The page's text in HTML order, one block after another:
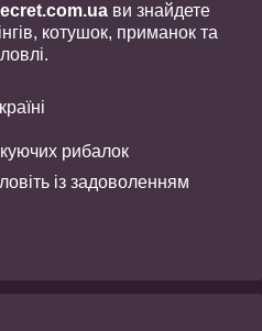
ви знайдете
котушок, приманок та
рибалок
із задоволенням